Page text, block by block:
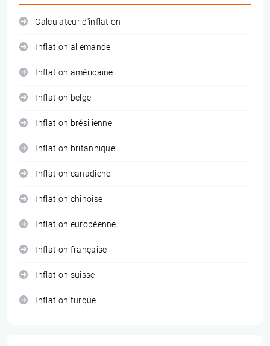
Calculateur d'inflation
Inflation allemande
Inflation américaine
Inflation belge
Inflation brésilienne
Inflation britannique
Inflation canadiene
Inflation chinoise
Inflation européenne
Inflation française
Inflation suisse
Inflation turque